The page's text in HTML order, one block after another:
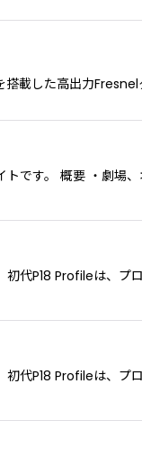
載した高出力
です。 概要 ・劇
代P18 Profileは、
代P18 Profileは、